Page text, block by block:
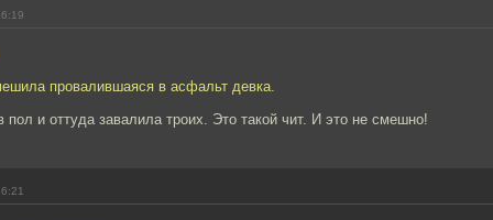
провалившаяся в асфальт девка.
пол и оттуда завалила троих. Это такой чит. И это не смешно!